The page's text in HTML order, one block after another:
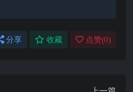
分享 收藏 点赞(0)